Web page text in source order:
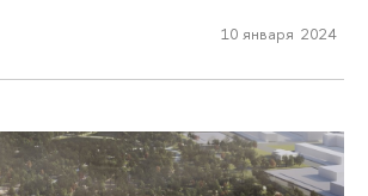
10 января 2024